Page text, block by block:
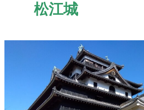
松江城